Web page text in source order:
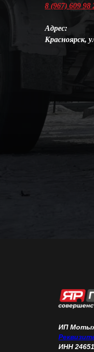
8 (967) 609 98
Адрес:
Красноярск,
Полное
ИП
ИНН